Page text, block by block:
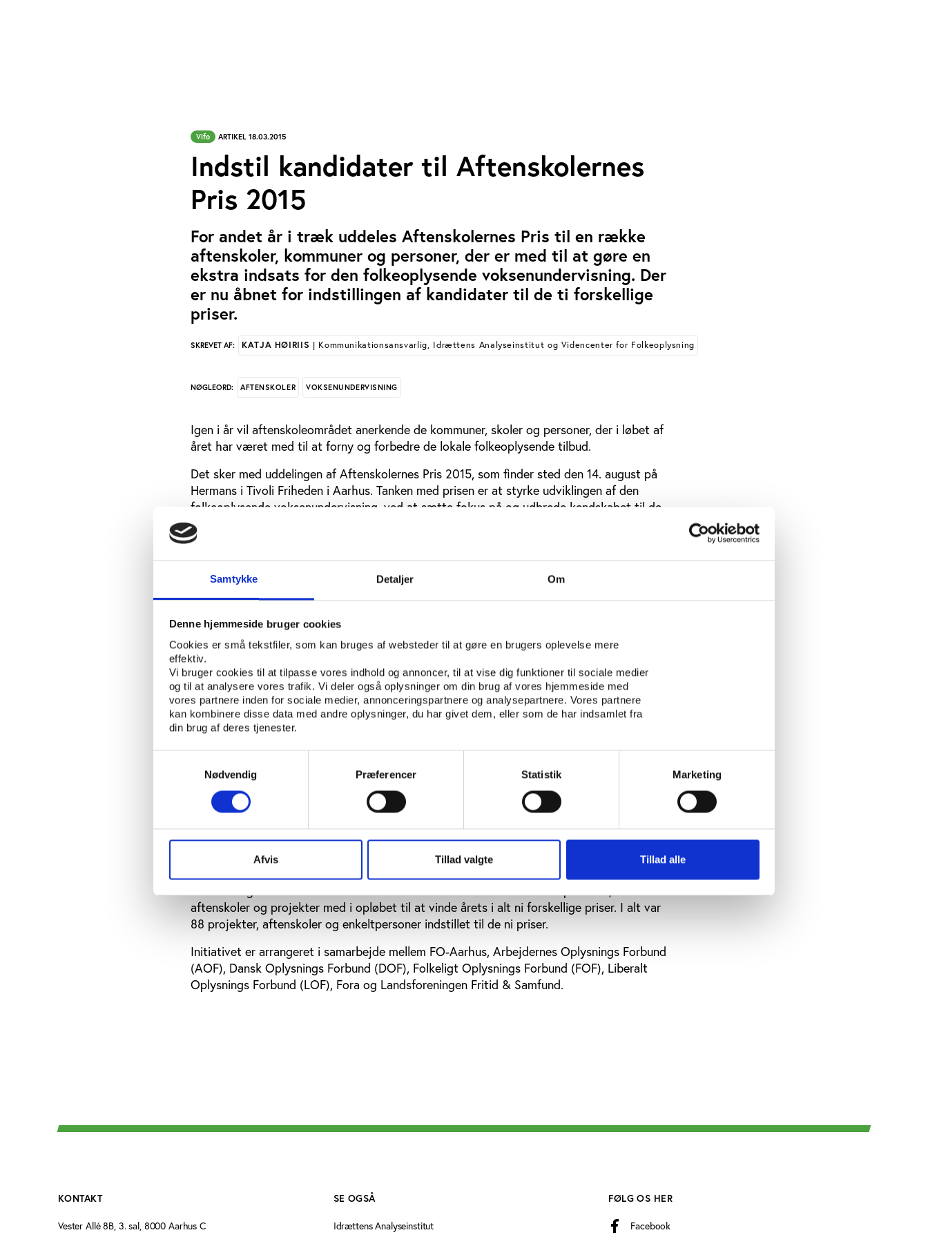
Samtykke Detaljer Om
Denne hjemmeside bruger cookies
Cookies er små tekstfiler, som kan bruges af websteder til at gøre en brugers oplevelse mere
effektiv.
Vi bruger cookies til at tilpasse vores indhold og annoncer, til at vise dig funktioner til sociale medier
og til at analysere vores trafik. Vi deler også oplysninger om din brug af vores hjemmeside med
vores partnere inden for sociale medier, annonceringspartnere og analysepartnere. Vores partnere
kan kombinere disse data med andre oplysninger, du har givet dem, eller som de har indsamlet fra
din brug af deres tjenester.
Nødvendig
Præferencer Statistik Marketing
Afvis Tillad valgte Tillad alle
Vifo ARTIKEL 18.03.2015
Indstil kandidater til Aftenskolernes
Pris 2015
For andet år i træk uddeles Aftenskolernes Pris til en række
aftenskoler, kommuner og personer, der er med til at gøre en
ekstra indsats for den folkeoplysende voksenundervisning. Der
er nu åbnet for indstillingen af kandidater til de ti forskellige
priser.
SKREVET AF: KATJA HØIRIIS | Kommunikationsansvarlig, Idrættens Analyseinstitut og Videncenter for Folkeoplysning
NØGLEORD: AFTENSKOLER VOKSENUNDERVISNING
Igen i år vil aftenskoleområdet anerkende de kommuner, skoler og personer, der i løbet af
året har været med til at forny og forbedre de lokale folkeoplysende tilbud.
Det sker med uddelingen af Aftenskolernes Pris 2015, som finder sted den 14. august på
Hermans i Tivoli Friheden i Aarhus. Tanken med prisen er at styrke udviklingen af den
folkeoplysende voksenundervisning, ved at sætte fokus på og udbrede kendskabet til de
nyskabende, engagerende, aktuelle og debatskabende aktiviteter, der også foregår i
aftenskolerne landet over.
Handicapprisen
Den debatskabende pris
Partnerskabsprisen
Den innovative pris
Integrationsprisen
Underviserprisen
Aftenskolens ildsjæl
Årets aftenskole
Årets aftenskolekommune
En uafhængig jury vil vurdere de indstillede kandidater og udvælge vinderne i de
forskellige kategorier. Kandidater til årets priser skal indstilles senest 15. maj.
Aftenskolernes pris blev uddelt første gang i 2014 under overværelse af over 250
aftenskoler og projekter med i opløbet til at vinde årets i alt ni forskellige priser. I alt var
88 projekter, aftenskoler og enkeltpersoner indstillet til de ni priser.
Initiativet er arrangeret i samarbejde mellem FO-Aarhus, Arbejdernes Oplysnings Forbund
(AOF), Dansk Oplysnings Forbund (DOF), Folkeligt Oplysnings Forbund (FOF), Liberalt
Oplysnings Forbund (LOF), Fora og Landsforeningen Fritid & Samfund.
KONTAKT
Vester Allé 8B, 3. sal, 8000 Aarhus C
SE OGSÅ
Idrættens Analyseinstitut
FØLG OS HER
Facebook